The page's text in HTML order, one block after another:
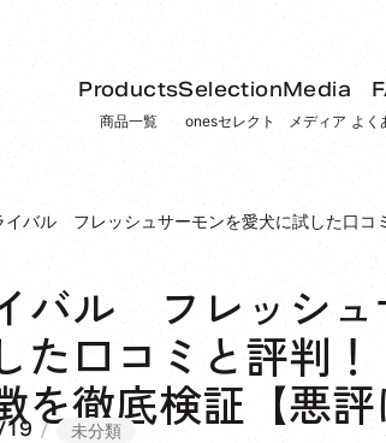
Products
商品一覧
Selection
onesセレクト
Media
メディア よく
イバル フレッシュサーモンを愛犬に試した口コ
バル フレッシ
た口コミと評判
を徹底検証【悪
未分類